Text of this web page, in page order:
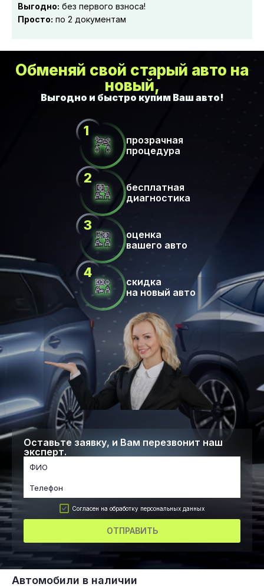
Выгодно: без первого взноса!
Просто: по 2 документам
Обменяй свой старый авто на
новый,
Оставьте заявку, и Вам перезвонит наш
эксперт.
Согласен на обработку персональных данных
ОТПРАВИТЬ
прозрачная
процедура
бесплатная
диагностика
оценка
вашего авто
скидка
на новый авто
Автомобили в наличии